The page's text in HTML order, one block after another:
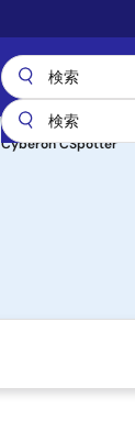
Cyberon CSpotter